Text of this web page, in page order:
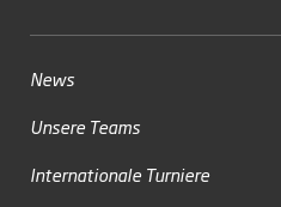
News
Unsere Teams
Internationale Turniere